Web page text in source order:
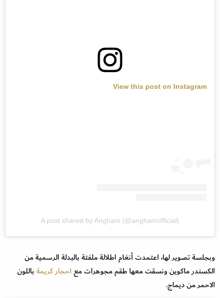
View this post on Instagram
A post shared by Angham (@anghamofficial)
وبجلسة تصوير لها، اعتمدت أنغام اطلالة ملفتة بالبدلة الرسمية من
الكسندر ماكوين ونسقت معها طقم مجوهرات معاحجار كريمةباللون
الاحمر من ديماج.